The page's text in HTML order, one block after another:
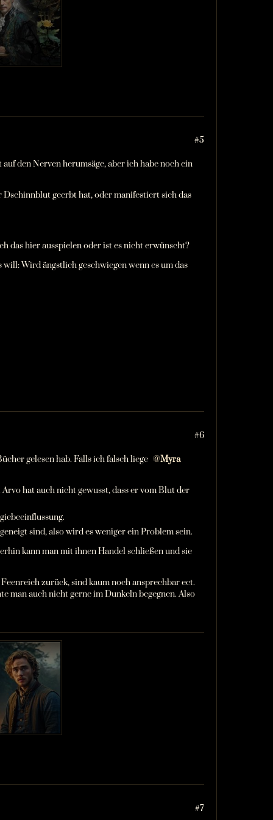
#5
den Nerven herumsäge, aber ich habe noch ein
geerbt hat, oder manifestiert sich das
das hier ausspielen oder ist es nicht erwünscht?
Wird ängstlich geschwiegen wenn es um das
#6
gelesen hab. Falls ich falsch liege Myra
hat auch nicht gewusst, dass er vom Blut der
sind, also wird es weniger ein Problem sein.
kann man mit ihnen Handel schließen und sie
zurück, sind kaum noch ansprechbar ect.
man auch nicht gerne im Dunkeln begegnen. Also
#7